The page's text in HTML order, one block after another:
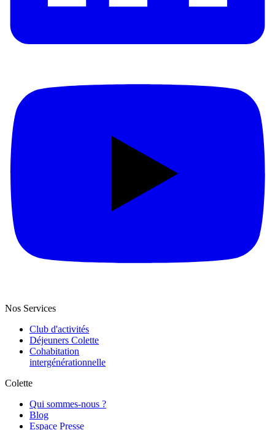
Nos Services
Club d'activités
Déjeuners Colette
Cohabitation
intergénération­nelle
Colette
Qui sommes-nous ?
Blog
Espace Presse